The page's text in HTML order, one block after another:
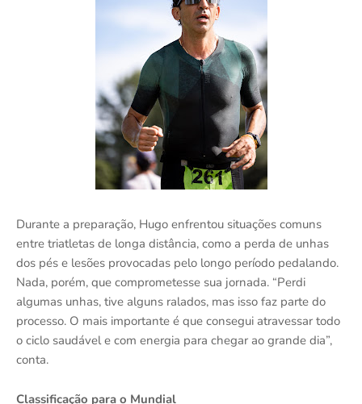
Durante a preparação, Hugo enfrentou situações comuns
entre triatletas de longa distância, como a perda de unhas
dos pés e lesões provocadas pelo longo período pedalando.
Nada, porém, que comprometesse sua jornada. “Perdi
algumas unhas, tive alguns ralados, mas isso faz parte do
processo. O mais importante é que consegui atravessar todo
o ciclo saudável e com energia para chegar ao grande dia”,
conta.
Classificação para o Mundial